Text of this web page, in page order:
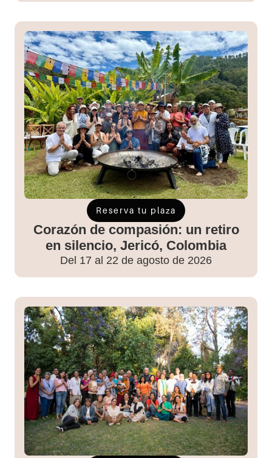
Reserva tu plaza
Corazón de compasión: un retiro
en silencio, Jericó, Colombia
Del 17 al 22 de agosto de 2026